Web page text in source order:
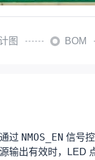
图 BOM
过 NMOS_EN 信号
输出有效时，LED